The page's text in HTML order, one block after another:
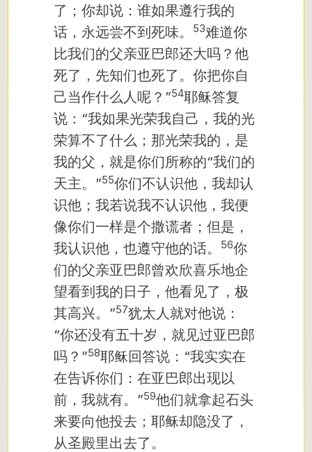
了；你却说：谁如果遵行我的
话，永远尝不到死味。
53难道你
比我们的父亲亚巴郎还大吗？他
死了，先知们也死了。你把你自
己当作什么人呢？”54耶稣答复
说：“我如果光荣我自己，我的光
荣算不了什么；那光荣我的，是
我的父，就是你们所称的“我们的
天主。”55你们不认识他，我却认
识他；我若说我不认识他，我便
像你们一样是个撒谎者；但是，
我认识他，也遵守他的话。
56你
们的父亲亚巴郎曾欢欣喜乐地企
望看到我的日子，他看见了，极
其高兴。”57犹太人就对他说：
“你还没有五十岁，就见过亚巴郎
吗？”58耶稣回答说：“我实实在
在告诉你们：在亚巴郎出现以
前，我就有。”59他们就拿起石头
来要向他投去；耶稣却隐没了，
从圣殿里出去了。